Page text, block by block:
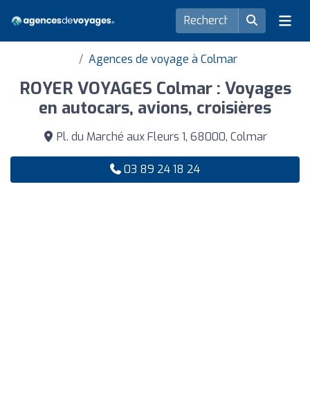
Agences de voyage à Colmar
ROYER VOYAGES Colmar : Voyages
en autocars, avions, croisières
Pl. du Marché aux Fleurs 1, 68000, Colmar
03 89 24 18 24